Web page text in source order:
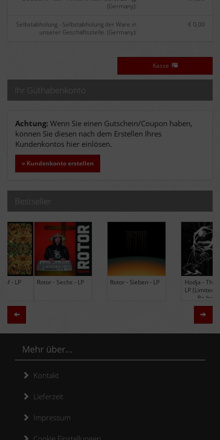
(Germany):
Selbstabholung - Selbstabholung der Ware in
unserer Geschäftsstelle. (Germany):
€ 0,00
Kasse
Ihr Guthabenkonto
Achtung: Wenn Sie einen Gutschein/Coupon haben,
können Sie diesen nach dem Erstellen Ihres
Kundenkontos hier einlösen.
» Kundenkonto erstellen
Bestseller
Rotor - Sechs - LP Rotor - Sieben - LP
Hodja - The Band -
LP (Limited Edition
Zurück
Mehr über...
Kontakt
Lieferzeit
Impressum